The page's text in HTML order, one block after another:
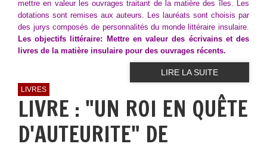
mettre en valeur les ouvrages traitant de la matière des îles. Les
dotations sont remises aux auteurs. Les lauréats sont choisis par
des jurys composés de personnalités du monde littéraire insulaire.
Les objectifs littéraire: Mettre en valeur des écrivains et des
livres de la matière insulaire pour des ouvrages récents.
LIRE LA SUITE
LIVRES
LIVRE : "UN ROI EN QUÊTE
D'AUTEURITE" DE